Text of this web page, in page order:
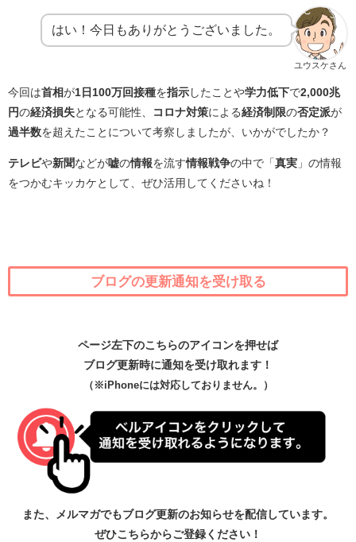
ユウスケさん
はい！今日もありがとうございました。
今回は首相が1日100万回接種を指示 したことや学力低下で2,000兆
円の経済損失となる可能性、 コロナ対策による経済制限の否定派が
過半数を超えたことについて考察しましたが、いかがでしたか？
テレビや新聞などが嘘の情報を流す情報戦争の中で「 真実 」の情報
をつかむキッカケとして、ぜひ活用してくださいね！
ブログの更新通知を受け取る
ページ左下のこちらのアイコンを押せば
ブログ更新時に通知を受け取れます！
（※iPhoneには対応しておりません。）
また、メルマガでもブログ更新のお知らせを配信しています。
ぜひこちらからご登録ください！